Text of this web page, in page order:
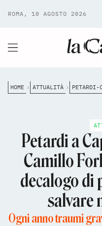
ROMA, 10 AGOSTO 2026
HOME ATTUALITÀ
Petardi a
Camillo
decalogo di
salvare
Ogni anno traumi